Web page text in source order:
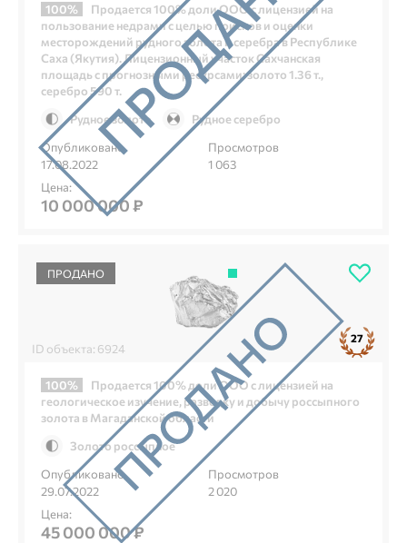
100%
Продается 100% доли ООО с лицензией на
пользование недрами с целью поисков и оценки
месторождений рудного золота и серебра в Республике
Саха (Якутия). Лицензионный участок Сахчанская
площадь с прогнозными ресурсами: золото 1.36 т.,
серебро 590 т.
Рудное золото
Рудное серебро
Опубликовано
17.08.2022
Просмотров
1 063
Цена:
10 000 000 ₽
ПРОДАНО
ID объекта: 6924
27
100%
Продается 100% доли ООО с лицензией на
геологическое изучение, разведку и добычу россыпного
золота в Магаданской области
Золото россыпное
Опубликовано
29.07.2022
Просмотров
2 020
Цена:
45 000 000 ₽